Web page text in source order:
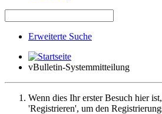
Erweiterte Suche
vBulletin-Systemmitteilung
Wenn dies Ihr erster Besuch hier
'Registrieren', um den